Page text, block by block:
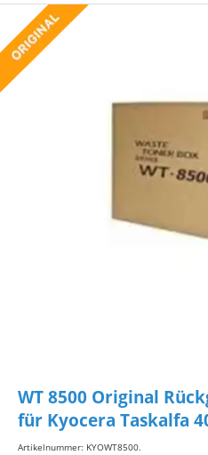
WT 8500 Original
für Kyocera Taskalfa
Artikelnummer: KYOWT8500.